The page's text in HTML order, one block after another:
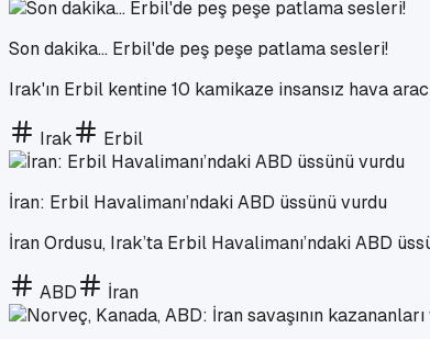
Son dakika... Erbil'de peş peşe patlama sesleri!
Irak'ın Erbil kentine 10 kamikaze insansız hava
Irak Erbil
İran: Erbil Havalimanı’ndaki ABD üssünü vurdu
İran Ordusu, Irak’ta Erbil Havalimanı’ndaki ABD
ABD İran